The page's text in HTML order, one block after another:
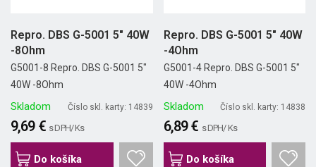
Repro. DBS G-5001 5" 40W
-8Ohm
G5001-8 Repro. DBS G-5001 5"
40W -8Ohm
Skladom Číslo skl. karty: 14839
9,69 € s DPH/ Ks
Do košíka
Repro. DBS G-5001 5" 40W
-4Ohm
G5001-4 Repro. DBS G-5001 5"
40W -4Ohm
Skladom Číslo skl. karty: 14838
6,89 € s DPH/ Ks
Do košíka